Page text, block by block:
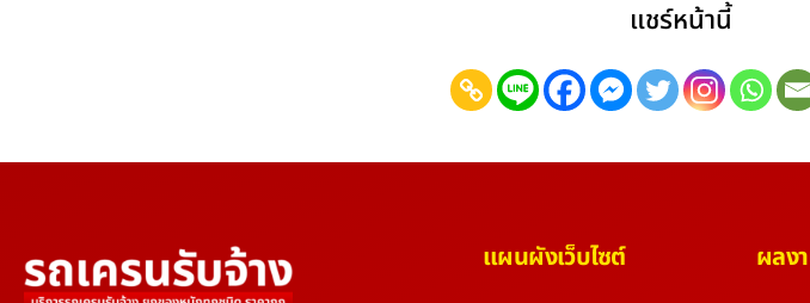
แชร์หน้านี้
แผนผังเว็บไซต์ ผลง